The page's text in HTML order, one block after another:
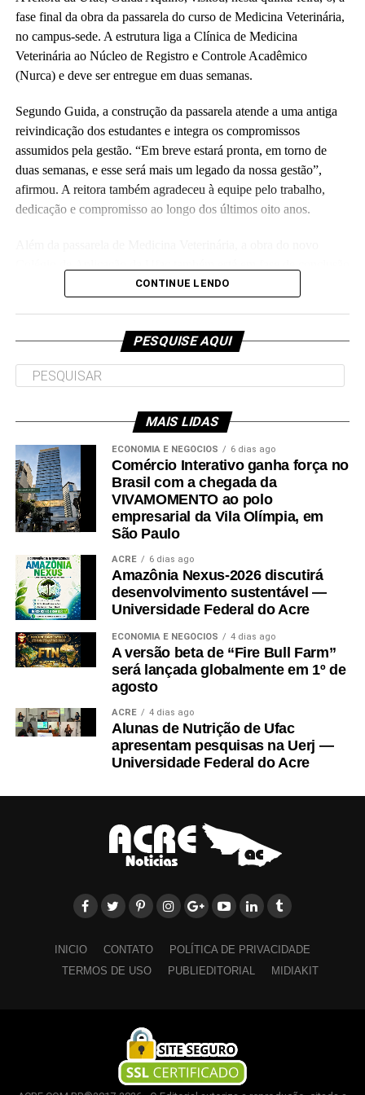
administrativos, estudantes e representantes da construtora
responsável pela obra.
(Fhagner Soares, estagiário Ascom/Ufac)
fase final da obra da passarela do curso de Medicina Veterinária,
no campus-sede. A estrutura liga a Clínica de Medicina
Veterinária ao Núcleo de Registro e Controle Acadêmico
(Nurca) e deve ser entregue em duas semanas.
Segundo Guida, a construção da passarela atende a uma antiga
reivindicação dos estudantes e integra os compromissos
assumidos pela gestão. “Em breve estará pronta, em torno de
duas semanas, e esse será mais um legado da nossa gestão”,
afirmou. A reitora também agradeceu à equipe pelo trabalho,
dedicação e compromisso ao longo dos últimos oito anos.
e deve ser entregue em breve.CONTINUE LENDO
PESQUISE AQUI
MAIS LIDAS
ECONOMIA E NEGÓCIOS 6 dias ago
Comércio Interativo ganha força no
Brasil com a chegada da
VIVAMOMENTO ao polo
empresarial da Vila Olímpia, em
São Paulo
ACRE 6 dias ago
Amazônia Nexus-2026 discutirá
desenvolvimento sustentável —
Universidade Federal do Acre
ECONOMIA E NEGÓCIOS 4 dias ago
A versão beta de “Fire Bull Farm”
será lançada globalmente em 1º de
agosto
ACRE 4 dias ago
Alunas de Nutrição de Ufac
apresentam pesquisas na Uerj —
Universidade Federal do Acre
INICIO CONTATO
POLÍTICA DE PRIVACIDADE
TERMOS DE USO
PUBLIEDITORIAL MIDIAKIT